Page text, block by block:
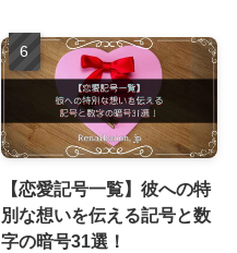
【恋愛記号一覧】彼への特
別な想いを伝える記号と数
字の暗号31選！